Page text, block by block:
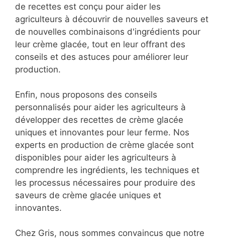
de recettes est conçu pour aider les
agriculteurs à découvrir de nouvelles saveurs et
de nouvelles combinaisons d'ingrédients pour
leur crème glacée, tout en leur offrant des
conseils et des astuces pour améliorer leur
production.
Enfin, nous proposons des conseils
personnalisés pour aider les agriculteurs à
développer des recettes de crème glacée
uniques et innovantes pour leur ferme. Nos
experts en production de crème glacée sont
disponibles pour aider les agriculteurs à
comprendre les ingrédients, les techniques et
les processus nécessaires pour produire des
saveurs de crème glacée uniques et
innovantes.
Chez Gris, nous sommes convaincus que notre